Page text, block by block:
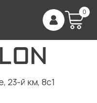
0
23-й км, 8с1